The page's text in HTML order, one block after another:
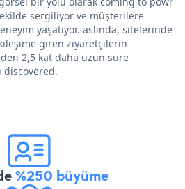
sergiliyor ve müşterilere
yaşatıyor. aslında, sitelerinde
giren ziyaretçilerin
2,5 kat daha uzun süre
%250 büyüme